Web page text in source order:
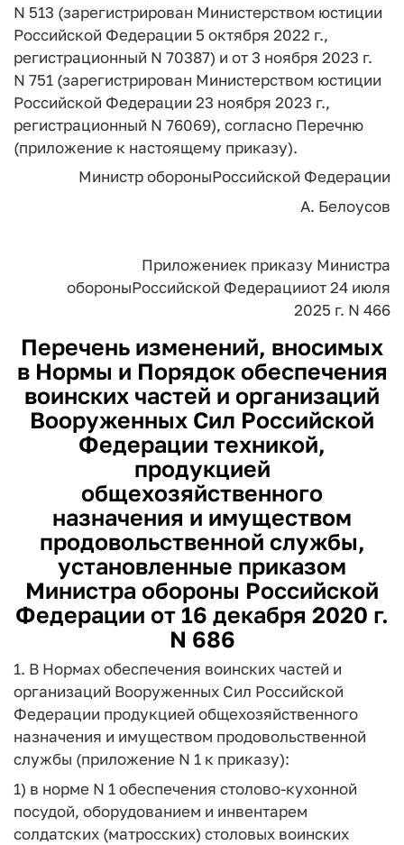
N 513 (зарегистрирован Министерством юстиции
Российской Федерации 5 октября 2022 г.,
регистрационный N 70387) и от 3 ноября 2023 г.
N 751 (зарегистрирован Министерством юстиции
Российской Федерации 23 ноября 2023 г.,
регистрационный N 76069), согласно Перечню
(приложение к настоящему приказу).
Министр обороныРоссийской Федерации
А. Белоусов
Приложениек приказу Министра
обороныРоссийской Федерацииот 24 июля
2025 г. N 466
Перечень изменений, вносимых
в Нормы и Порядок обеспечения
воинских частей и организаций
Вооруженных Сил Российской
Федерации техникой,
продукцией
общехозяйственного
назначения и имуществом
продовольственной службы,
установленные приказом
Министра обороны Российской
Федерации от 16 декабря 2020 г.
N 686
1. В Нормах обеспечения воинских частей и
организаций Вооруженных Сил Российской
Федерации продукцией общехозяйственного
назначения и имуществом продовольственной
службы (приложение N 1 к приказу):
1) в норме N 1 обеспечения столово-кухонной
посудой, оборудованием и инвентарем
солдатских (матросских) столовых воинских